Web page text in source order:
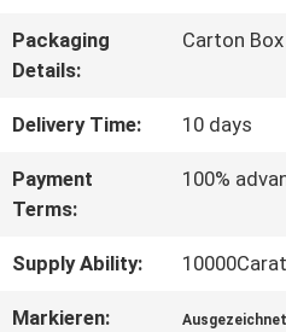
TRETEN
MIT
UNS
IN
VERBINDUNG
Packaging
Details:
Carton
Delivery Time: 10 days
Payment
Terms:
100%
Supply Ability:
Markieren: